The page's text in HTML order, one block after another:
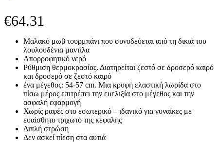
€64.31
Μαλακό μωβ τουρμπάνι που συνοδεύεται από τη δικιά του
λουλουδένια μαντίλα
Απορροφητικό νερό
Ρύθμιση θερμοκρασίας. Διατηρείται ζεστό σε δροσερό καιρό
και δροσερό σε ζεστό καιρό
ένα μέγεθος: 54-57 cm. Μια κρυφή ελαστική λωρίδα στο
πίσω μέρος επιτρέπει την ευελιξία στο μέγεθος και την
ασφαλή εφαρμογή
Χωρίς ραφές στο εσωτερικό – ιδανικό για γυναίκες με
ευαίσθητο τριχωτό της κεφαλής
Διπλή στρώση
Δεν ασκεί πίεση στα αυτιά